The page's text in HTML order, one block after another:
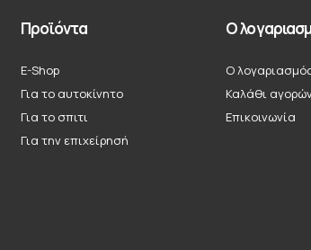
Προϊόντα
E-Shop
Για το αυτοκίνητο
Για το σπιτι
Για την επιχείρησή
Ο
Ο
Καλάθι
Επικοινωνία